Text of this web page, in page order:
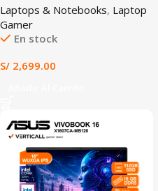
XE 15.6″ FHD 120HZ
WINDOWS 11 (DC15250)
Laptops & Notebooks, Laptop
Gamer
En stock
S/ 2,699.00
SALE